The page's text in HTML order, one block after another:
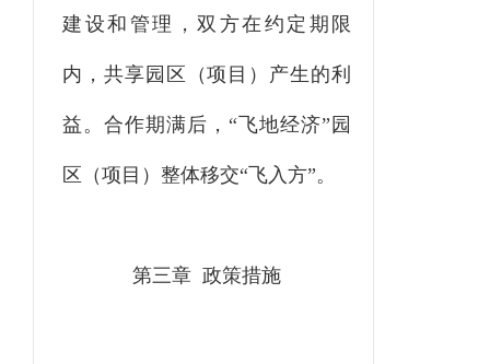
建设和管理，双方在约定期限
内，共享园区（项目）产生的利
益。合作期满后， “ 飞地经济” 园
区（项目）整体移交“ 飞入方”。
第三章 政策措施